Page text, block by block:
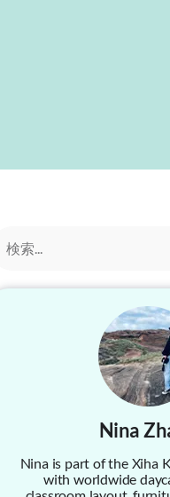
Nina
Nina is part of the Xiha
with worldwide